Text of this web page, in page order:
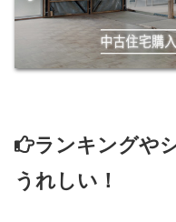
ランキングや
うれしい！